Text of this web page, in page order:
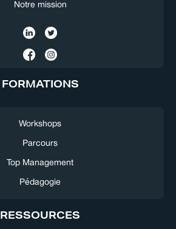
Notre mission
FORMATIONS
Workshops
Parcours
Top Management
Pédagogie
RESSOURCES